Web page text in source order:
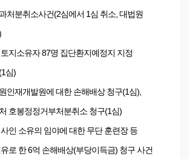
처분취소사건(2심에서 1심 취소, 대법원
지소유자 87명 집단환지예정지 지정
심)
인재개발원에 대한 손해배상 청구(1심),
호봉정정거부처분취소 청구(1심)
인 소유의 임야에 대한 무단 훈련장 등
로 한 6억 손해배상(부당이득금) 청구 사건